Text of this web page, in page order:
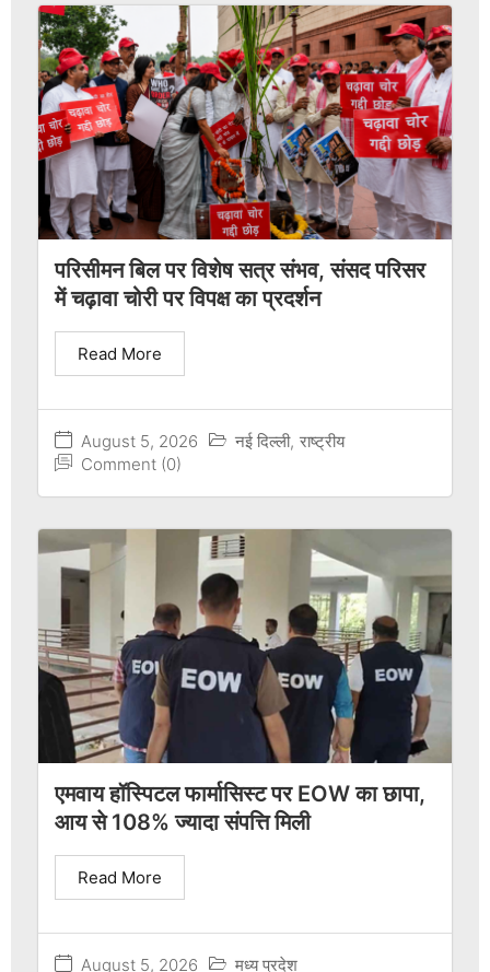
परिसीमन बिल पर विशेष सत्र संभव, संसद परिसर
में चढ़ावा चोरी पर विपक्ष का प्रदर्शन
August 5, 2026 नई दिल्ली, राष्ट्रीय
Comment (0)
Read More
एमवाय हॉस्पिटल फार्मासिस्ट पर EOW का छापा,
आय से 108% ज्यादा संपत्ति मिली
August 5, 2026 मध्य प्रदेश
Read More